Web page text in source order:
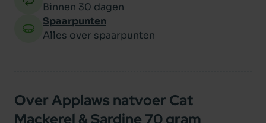
Binnen 30 dagen
Spaarpunten
Alles over spaarpunten
Over Applaws natvoer Cat
Mackerel & Sardine 70 gram